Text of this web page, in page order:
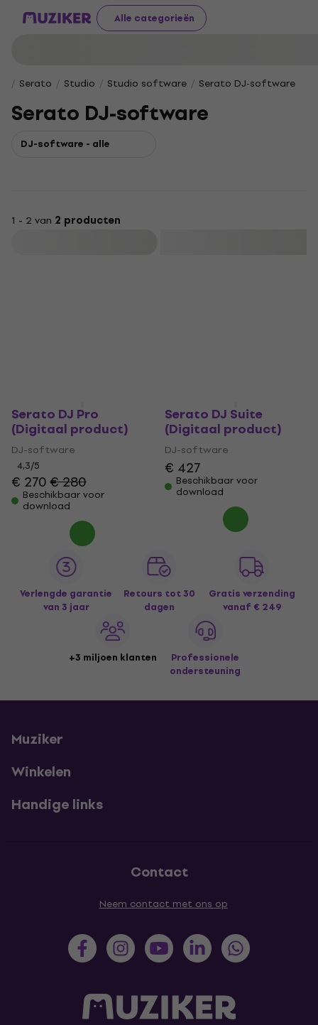
Alle categorieën
Serato Studio Studio software Serato DJ-software
Serato DJ-software
DJ-software - alle
1 - 2 van 2 producten
Serato DJ Pro
(Digitaal product)
DJ-software
4,3/5
€ 270€ 280
Beschikbaar voor
download
Serato DJ Suite
(Digitaal product)
DJ-software
€ 427
Beschikbaar voor
download
Verlengde garantie
van 3 jaar
Retours tot 30
dagen
Gratis verzending
vanaf € 249
+3 miljoen klanten
Professionele
ondersteuning
Muziker
Winkelen
Handige links
Contact
Neem contact met ons op